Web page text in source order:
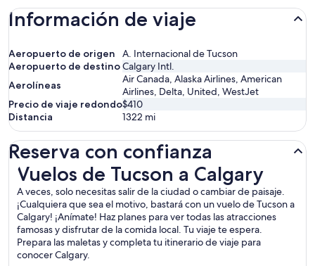
Información de viaje
Aeropuerto de origen
A. Internacional de Tucson
Aeropuerto de destinoCalgary Intl.
Aerolíneas
Air Canada, Alaska Airlines, American
Airlines, Delta, United, WestJet
Precio de viaje redondo$410
Distancia
1322 mi
Reserva con confianza
Vuelos de Tucson a Calgary
A veces, solo necesitas salir de la ciudad o cambiar de paisaje.
¡Cualquiera que sea el motivo, bastará con un vuelo de Tucson a
Calgary! ¡Anímate! Haz planes para ver todas las atracciones
famosas y disfrutar de la comida local. Tu viaje te espera.
Prepara las maletas y completa tu itinerario de viaje para
conocer Calgary.
Vuelos de Tucson a Calgary